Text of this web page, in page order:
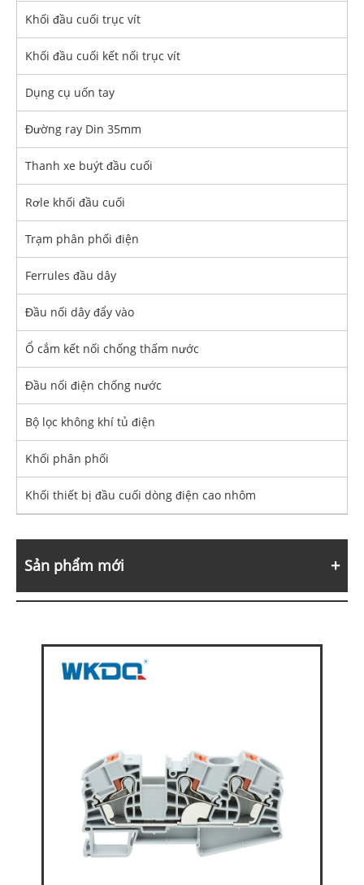
Khối đầu cuối trục vít
Khối đầu cuối kết nối trục vít
Dụng cụ uốn tay
Đường ray Din 35mm
Thanh xe buýt đầu cuối
Rơle khối đầu cuối
Trạm phân phối điện
Ferrules đầu dây
Đầu nối dây đẩy vào
Ổ cắm kết nối chống thấm nước
Đầu nối điện chống nước
Bộ lọc không khí tủ điện
Khối phân phối
Khối thiết bị đầu cuối dòng điện cao nhôm
Sản phẩm mới